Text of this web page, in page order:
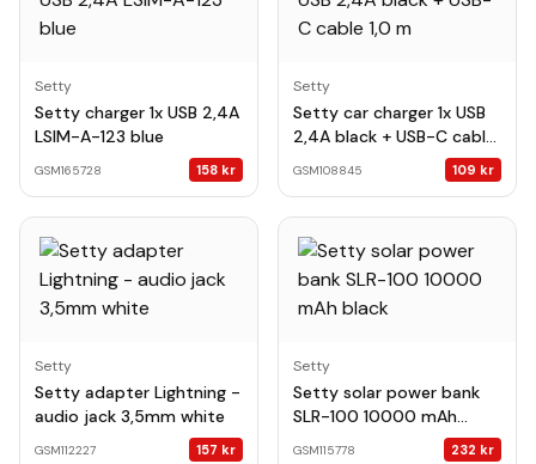
Setty
Setty charger 1x USB 2,4A
LSIM-A-123 blue
GSM165728 158 kr
Setty
Setty car charger 1x USB
2,4A black + USB-C cable
GSM108845 109 kr
Setty
Setty adapter Lightning -
audio jack 3,5mm white
GSM112227 157 kr
Setty
Setty solar power bank
SLR-100 10000 mAh
GSM115778 232 kr